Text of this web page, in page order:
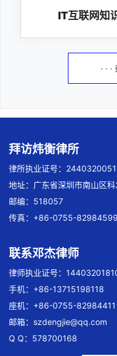
IT互联网知
· ·
拜访炜衡律所
律所执业证号：
地址：广东省深圳市南山区
邮编：518057
传真：+86-0755-82984599
联系邓杰律师
律师执业证号：
手机：+86-13715198118
座机：+86-0755-82984411
邮箱： szdengjie@qq.com
Q Q：578700168